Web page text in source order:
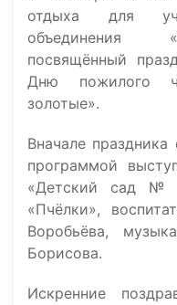
отдыха для
объединения
посвящённый
Дню пожилого
золотые».
Вначале
программой
«Детский сад №
«Пчёлки»,
Воробьёва,
Борисова.
Искренние